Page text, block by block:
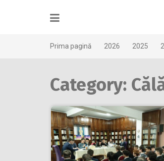
Prima pagină 2026 2025
Category: